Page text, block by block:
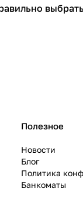
Полезное
Новости
Блог
Политика
Банкоматы